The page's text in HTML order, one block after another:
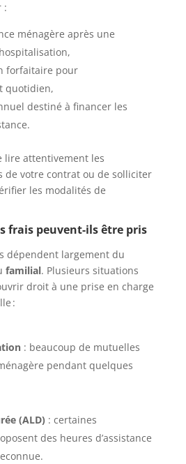
:
ménagère après une
forfaitaire pour
quotidien,
destiné à financer les
lire attentivement les
de votre contrat ou de solliciter
les modalités de
frais peuvent-ils être pris
dépendent largement du
familial. Plusieurs situations
droit à une prise en charge
:
: beaucoup de mutuelles
pendant quelques
(ALD) : certaines
des heures d’assistance